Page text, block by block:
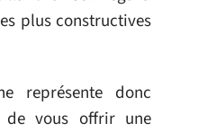
plus constructives
représente donc
de vous offrir une